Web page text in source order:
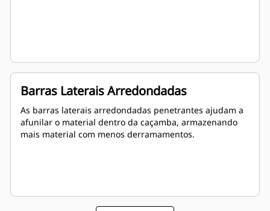
Barras Laterais Arredondadas
As barras laterais arredondadas penetrantes ajudam a
afunilar o material dentro da caçamba, armazenando
mais material com menos derramamentos.